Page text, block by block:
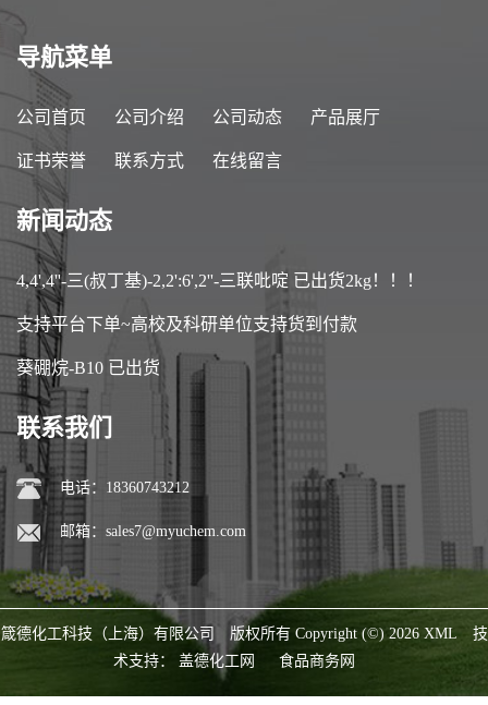
导航菜单
公司首页 公司介绍 公司动态 产品展厅
证书荣誉 联系方式 在线留言
新闻动态
4,4',4''-三(叔丁基)-2,2':6',2''-三联吡啶 已出货2kg！！！
支持平台下单~高校及科研单位支持货到付款
葵硼烷-B10 已出货
联系我们
电话：18360743212
邮箱： sales7@myuchem.com
箴德化工科技（上海）有限公司 版权所有 Copyright (©) 2026 XML
技
术支持： 盖德化工网 食品商务网